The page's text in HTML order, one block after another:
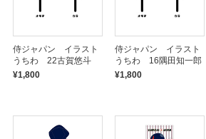
侍ジャパン イラスト
うちわ 22古賀悠斗
¥1,800
侍ジャパン イラスト
うちわ 16隅田知一郎
¥1,800